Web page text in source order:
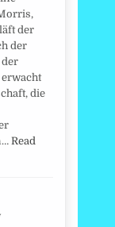
der
der
die
Read